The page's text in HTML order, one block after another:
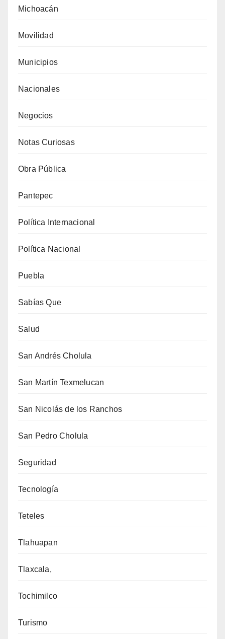
Michoacán
Movilidad
Municipios
Nacionales
Negocios
Notas Curiosas
Obra Pública
Pantepec
Política Internacional
Política Nacional
Puebla
Sabías Que
Salud
San Andrés Cholula
San Martín Texmelucan
San Nicolás de los Ranchos
San Pedro Cholula
Seguridad
Tecnología
Teteles
Tlahuapan
Tlaxcala,
Tochimilco
Turismo